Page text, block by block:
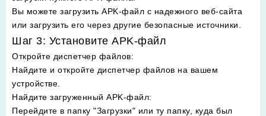
Вы можете загрузить APK-файл с надежного веб-сайта
или загрузить его через другие безопасные источники.
Шаг 3: Установите APK-файл
Откройте диспетчер файлов:
Найдите и откройте диспетчер файлов на вашем
устройстве.
Найдите загруженный APK-файл:
Перейдите в папку "Загрузки" или ту папку, куда был